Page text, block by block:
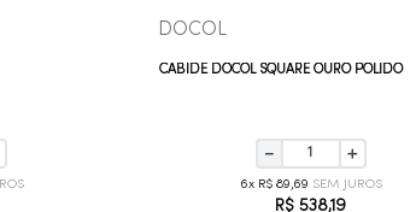
DOCOL
CABIDE DOCOL SQUARE OURO POLIDO
＋
－
6 R$ 89,69
R$ 538,19